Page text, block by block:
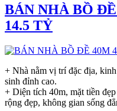
BÁN NHÀ BỒ
14.5 TỶ
+ Nhà nằm vị trí đặc địa,
sinh đỉnh cao.
+ Diện tích 40m, mặt tiền
rộng đẹp, không gian sống